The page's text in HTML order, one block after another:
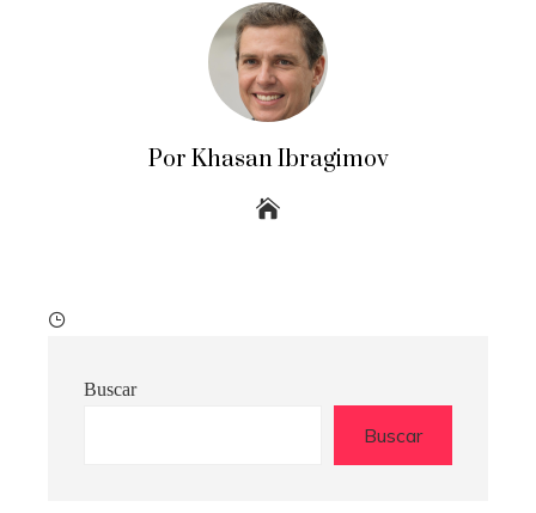
Por Khasan Ibragimov
Buscar
Buscar